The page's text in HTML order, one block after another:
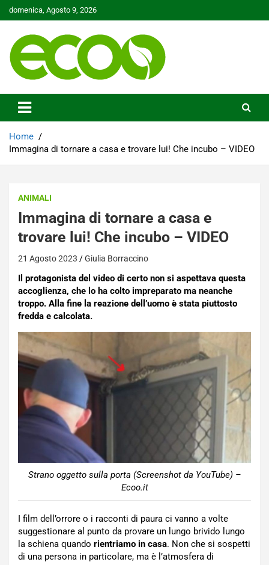
Skip
to
domenica, Agosto 9, 2026
Ecoo.it
Home
Immagina di tornare a casa e trovare lui! Che incubo – VIDEO
ANIMALI
Immagina di tornare a casa e
trovare lui! Che incubo – VIDEO
21 Agosto 2023 Giulia Borraccino
Il protagonista del video di certo non si aspettava questa
accoglienza, che lo ha colto impreparato ma neanche
troppo. Alla fine la reazione dell’uomo è stata piuttosto
fredda e calcolata.
Strano oggetto sulla porta (Screenshot da YouTube) –
Ecoo.it
I film dell’orrore o i racconti di paura ci vanno a volte
suggestionare al punto da provare un lungo brivido lungo
la schiena quando rientriamo in casa. Non che si sospetti
di una persona in particolare, ma è l’atmosfera di